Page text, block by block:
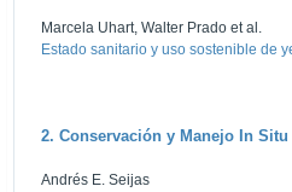
Marcela Uhart, Walter Prado et al.
Estado sanitario y uso sostenible de
2. Conservación y Manejo In Situ
Andrés E. Seijas